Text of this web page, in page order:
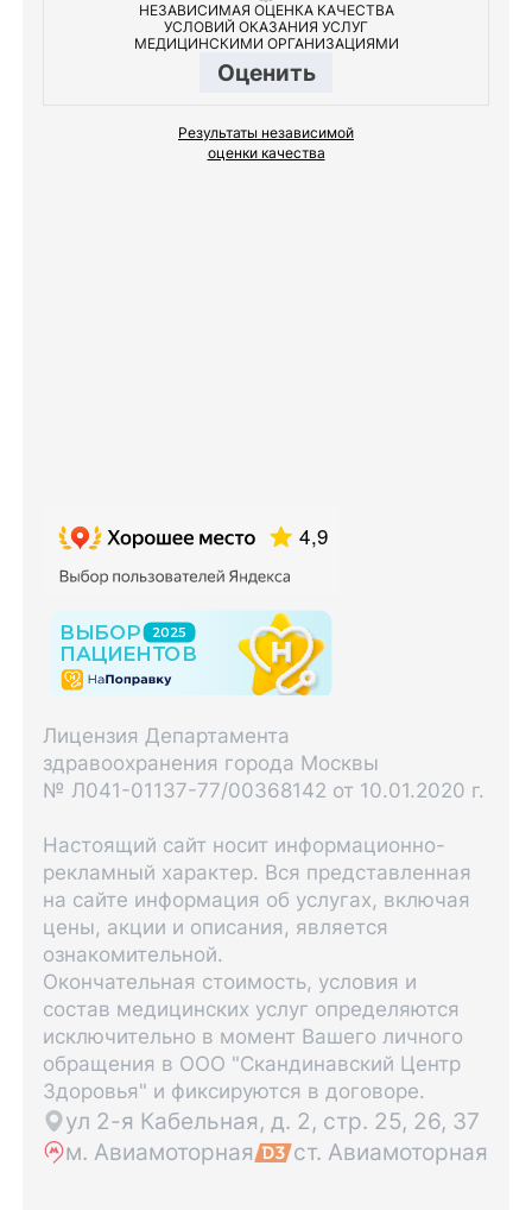
НЕЗАВИСИМАЯ ОЦЕНКА КАЧЕСТВА
УСЛОВИЙ ОКАЗАНИЯ УСЛУГ
МЕДИЦИНСКИМИ ОРГАНИЗАЦИЯМИ
Оценить
Результаты независимой
оценки качества
Лицензия Департамента
здравоохранения города Москвы
№ Л041-01137-77/00368142 от 10.01.2020 г.
Настоящий сайт носит информационно-
рекламный характер. Вся представленная
на сайте информация об услугах, включая
цены, акции и описания, является
ознакомительной.
Окончательная стоимость, условия и
состав медицинских услуг определяются
исключительно в момент Вашего личного
обращения в ООО "Скандинавский Центр
Здоровья" и фиксируются в договоре.
ул 2-я Кабельная, д. 2, стр. 25, 26, 37
м. Авиамоторная
ст. Авиамоторная